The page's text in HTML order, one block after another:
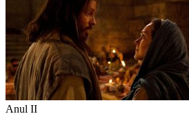
Anul II